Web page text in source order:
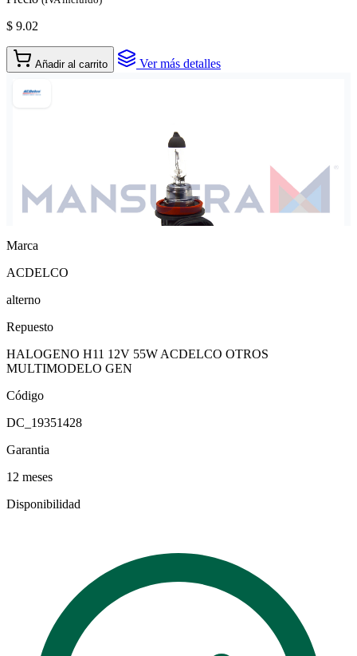
$ 9.02
Añadir al carrito Ver más detalles
Marca
ACDELCO
alterno
Repuesto
HALOGENO H11 12V 55W ACDELCO OTROS
MULTIMODELO GEN
Código
DC_19351428
Garantia
12 meses
Disponibilidad